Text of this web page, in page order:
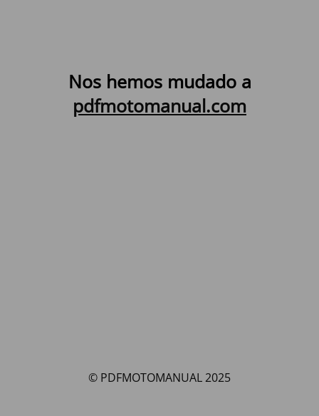
Nos hemos mudado a
pdfmotomanual.com
© PDFMOTOMANUAL 2025